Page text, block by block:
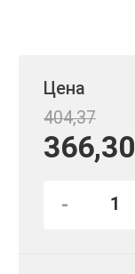
Цена
404,37
366,30
-